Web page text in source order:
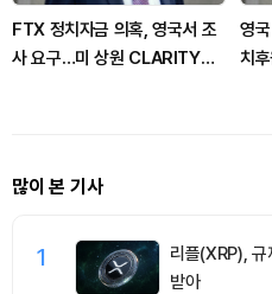
FTX 정치자금 의혹, 영국서 조
사 요구…미 상원 CLARITY
영
치
많이 본 기사
1
리플(XRP), 규
받아